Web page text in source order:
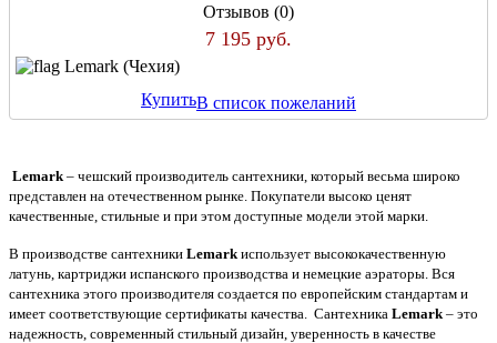
Отзывов (0)
7 195 руб.
Lemark (Чехия)
КупитьВ список пожеланий
Lemark – чешский производитель сантехники, который весьма широко
представлен на отечественном рынке. Покупатели высоко ценят
качественные, стильные и при этом доступные модели этой марки.
В производстве сантехники Lemark использует высококачественную
латунь, картриджи испанского производства и немецкие аэраторы. Вся
сантехника этого производителя создается по европейским стандартам и
имеет соответствующие сертификаты качества. Сантехника Lemark – это
надежность, современный стильный дизайн, уверенность в качестве